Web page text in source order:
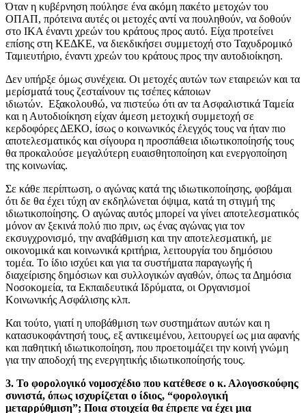
Όταν η κυβέρνηση πούλησε ένα ακόμη πακέτο μετοχών του
ΟΠΑΠ, πρότεινα αυτές οι μετοχές αντί να πουληθούν, να δοθούν
στο ΙΚΑ έναντι χρεών του κράτους προς αυτό. Είχα προτείνει
επίσης στη ΚΕΔΚΕ, να διεκδικήσει συμμετοχή στο Ταχυδρομικό
Ταμιευτήριο, έναντι χρεών του κράτους προς την αυτοδιοίκηση.
Δεν υπήρξε όμως συνέχεια. Οι μετοχές αυτών των εταιρειών και τα
μερίσματά τους ζεσταίνουν τις τσέπες κάποιων
ιδιωτών. Εξακολουθώ, να πιστεύω ότι αν τα Ασφαλιστικά Ταμεία
και η Αυτοδιοίκηση είχαν άμεση μετοχική συμμετοχή σε
κερδοφόρες ΔΕΚΟ, ίσως ο κοινωνικός έλεγχός τους να ήταν πιο
αποτελεσματικός και σίγουρα η προσπάθεια ιδιωτικοποίησής τους
θα προκαλούσε μεγαλύτερη ευαισθητοποίηση και ενεργοποίηση
της κοινωνίας.
Σε κάθε περίπτωση, ο αγώνας κατά της ιδιωτικοποίησης, φοβάμαι
ότι δε θα έχει τύχη αν εκδηλώνεται όψιμα, κατά τη στιγμή της
ιδιωτικοποίησης. Ο αγώνας αυτός μπορεί να γίνει αποτελεσματικός
μόνον αν ξεκινά πολύ πιο πριν, ως ένας αγώνας για τον
εκσυγχρονισμό, την αναβάθμιση και την αποτελεσματική, με
οικονομικά και κοινωνικά κριτήρια, λειτουργία του δημόσιου
τομέα. Το ίδιο ισχύει και για τα συστήματα παραγωγής ή
διαχείρισης δημόσιων και συλλογικών αγαθών, όπως τα Δημόσια
Νοσοκομεία, τα Εκπαιδευτικά Ιδρύματα, οι Οργανισμοί
Κοινωνικής Ασφάλισης κλπ.
Και τούτο, γιατί η υποβάθμιση των συστημάτων αυτών και η
κατασυκοφάντησή τους, εξ αντικειμένου, λειτουργεί ως μια αφανής
και παθητική ιδιωτικοποίηση, που προετοιμάζει την κοινή γνώμη
για την αποδοχή της ενεργητικής ιδιωτικοποίησής τους.
3. Το φορολογικό νομοσχέδιο που κατέθεσε ο κ. Αλογοσκούφης
συνιστά, όπως ισχυρίζεται ο ίδιος, “φορολογική
μεταρρύθμιση”; Ποια στοιχεία θα έπρεπε να έχει μια